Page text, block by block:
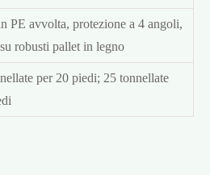
PE avvolta, protezione a 4 angoli,
robusti pallet in legno
per 20 piedi; 25 tonnellate